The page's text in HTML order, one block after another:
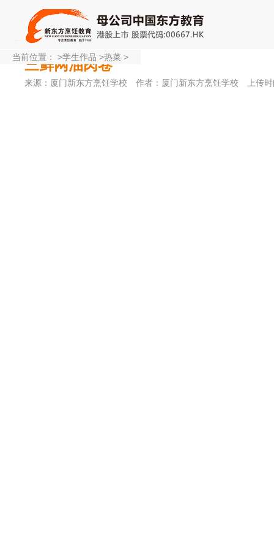
三鲜网油肉卷
来源：厦门新东方烹饪学校 作者：厦门新东方烹饪学校 上传
当前位置： >学生作品 >热菜 >